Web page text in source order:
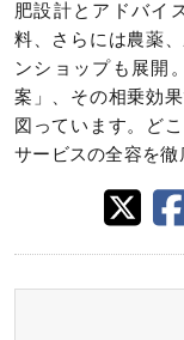
肥設計とアドバイ
料、さらには農薬
ンショップも展開
案」、その相乗効
図っています。ど
サービスの全容を徹